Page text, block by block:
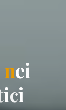
nei
ici